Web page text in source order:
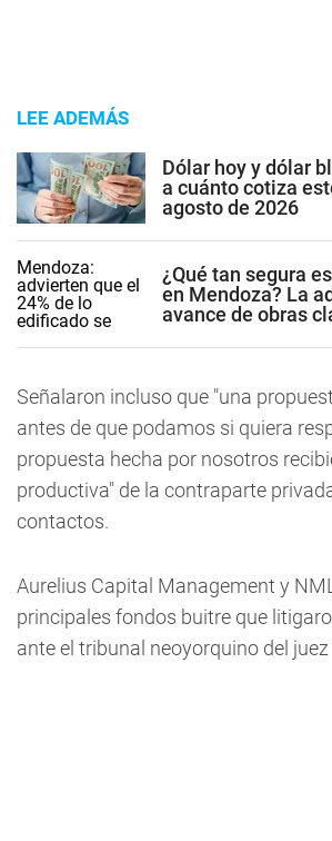
LEE ADEMÁS
Dólar hoy y dólar
a cuánto cotiza
agosto de 2026
¿Qué tan segura
en Mendoza? La
avance de obras
Señalaron incluso que "una
antes de que podamos si quiera
propuesta hecha por nosotros
productiva" de la contraparte
contactos.
Aurelius Capital Management y
principales fondos buitre que
ante el tribunal neoyorquino del